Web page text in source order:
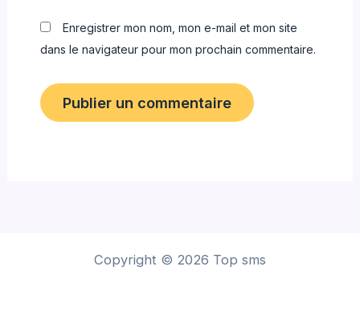
Enregistrer mon nom, mon e-mail et mon site
dans le navigateur pour mon prochain commentaire.
Copyright © 2026 Top sms